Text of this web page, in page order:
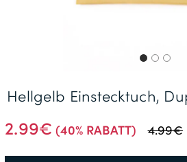
2.99€ (40% RABATT) 4.99€
Hellgelb Einstecktuch,